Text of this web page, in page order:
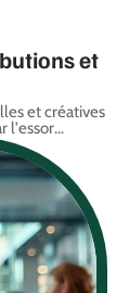
et
et créatives
l'essor…